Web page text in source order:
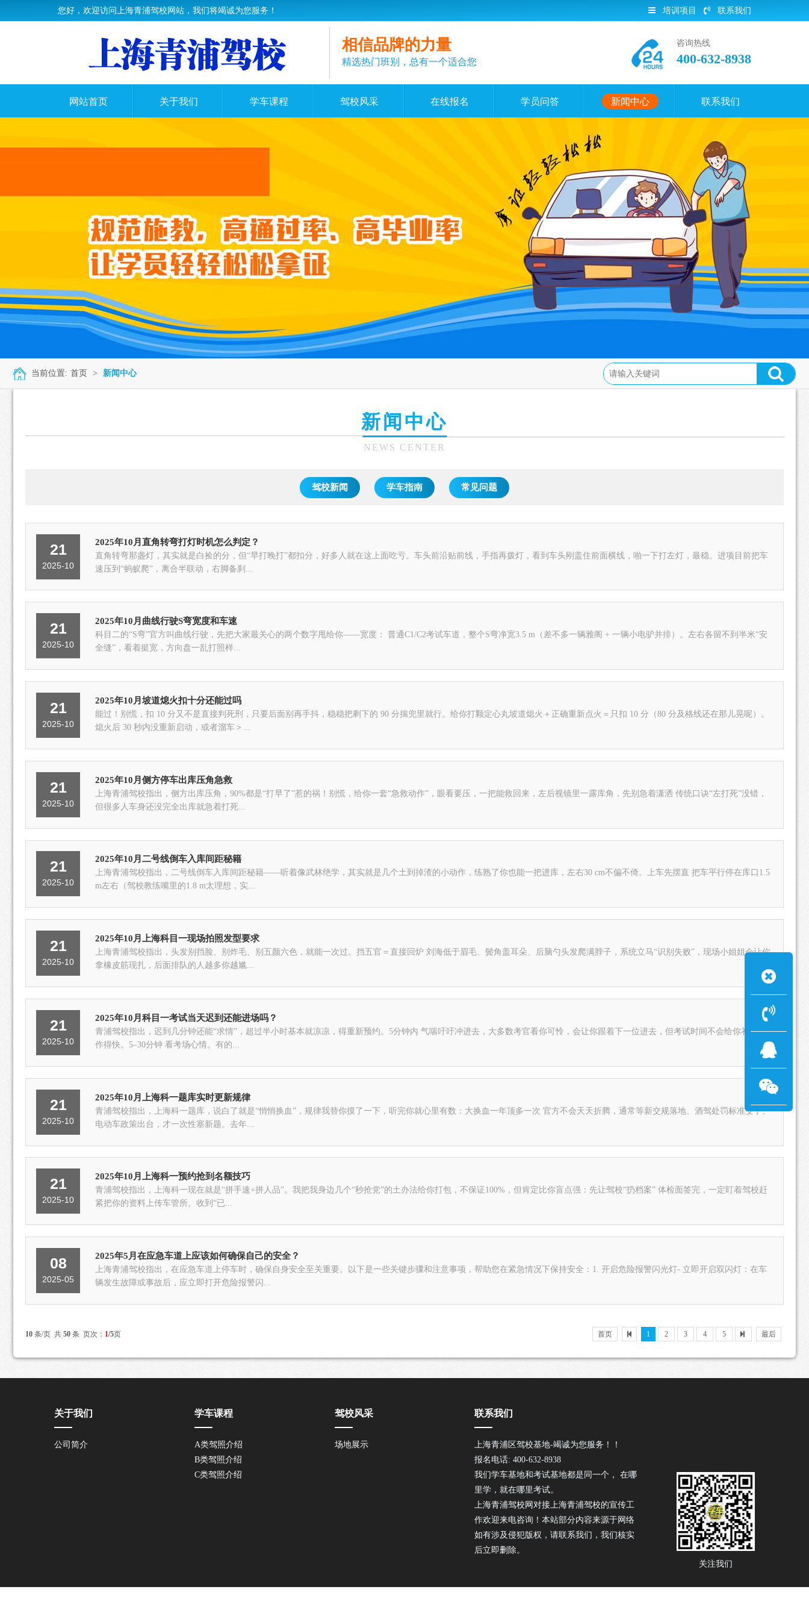
您好，欢迎访问上海青浦驾校网站，我们将竭诚为您服务！ 培训项目 联系我们
相信品牌的力量
精选热门班别，总有一个适合您
咨询热线
400-632-8938
网站首页 关于我们 学车课程 驾校风采 在线报名 学员问答 新闻中心 联系我们
当前位置: 首页 > 新闻中心
新闻中心
NEWS CENTER
驾校新闻 学车指南 常见问题
21
2025-10
2025年10月直角转弯打灯时机怎么判定？
直角转弯那盏灯，其实就是白捡的分，但“早打晚打”都扣分，好多人就在这上面吃亏。车头前沿贴前线，手指再拨灯，看到车头刚盖住前面横线，啪一下打左灯，最稳。进项目前把车
速压到“蚂蚁爬”，离合半联动，右脚备刹...
21
2025-10
2025年10月曲线行驶S弯宽度和车速
科目二的“S弯”官方叫曲线行驶，先把大家最关心的两个数字甩给你——宽度： 普通C1/C2考试车道，整个S弯净宽3.5 m（差不多一辆雅阁 + 一辆小电驴并排）。左右各留不到半米“安
全缝”，看着挺宽，方向盘一乱打照样...
21
2025-10
2025年10月坡道熄火扣十分还能过吗
能过！别慌，扣 10 分又不是直接判死刑，只要后面别再手抖，稳稳把剩下的 90 分揣兜里就行。给你打颗定心丸坡道熄火＋正确重新点火＝只扣 10 分（80 分及格线还在那儿晃呢）。
熄火后 30 秒内没重新启动，或者溜车＞...
21
2025-10
2025年10月侧方停车出库压角急救
上海青浦驾校指出，侧方出库压角，90%都是“打早了”惹的祸！别慌，给你一套“急救动作”，眼看要压，一把能救回来，左后视镜里一露库角，先别急着潇洒 传统口诀“左打死”没错，
但很多人车身还没完全出库就急着打死...
21
2025-10
2025年10月二号线倒车入库间距秘籍
上海青浦驾校指出，二号线倒车入库间距秘籍——听着像武林绝学，其实就是几个土到掉渣的小动作，练熟了你也能一把进库，左右30 cm不偏不倚。上车先摆直 把车平行停在库口1.5
m左右（驾校教练嘴里的1.8 m太理想，实...
21
2025-10
2025年10月上海科目一现场拍照发型要求
上海青浦驾校指出，头发别挡脸、别炸毛、别五颜六色，就能一次过。挡五官＝直接回炉 刘海低于眉毛、鬓角盖耳朵、后脑勺头发爬满脖子，系统立马“识别失败”，现场小姐姐会让你
拿橡皮筋现扎，后面排队的人越多你越尴...
21
2025-10
2025年10月科目一考试当天迟到还能进场吗？
青浦驾校指出，迟到几分钟还能“求情”，超过半小时基本就凉凉，得重新预约。5分钟内 气喘吁吁冲进去，大多数考官看你可怜，会让你跟着下一位进去，但考试时间不会给你补，动
作得快。5–30分钟 看考场心情。有的...
21
2025-10
2025年10月上海科一题库实时更新规律
青浦驾校指出，上海科一题库，说白了就是“悄悄换血”，规律我替你摸了一下，听完你就心里有数：大换血一年顶多一次 官方不会天天折腾，通常等新交规落地、酒驾处罚标准变了、
电动车政策出台，才一次性塞新题。去年...
21
2025-10
2025年10月上海科一预约抢到名额技巧
青浦驾校指出，上海科一现在就是“拼手速+拼人品”。我把我身边几个“秒抢党”的土办法给你打包，不保证100%，但肯定比你盲点强：先让驾校“扔档案” 体检面签完，一定盯着驾校赶
紧把你的资料上传车管所。收到“已...
08
2025-05
2025年5月在应急车道上应该如何确保自己的安全？
上海青浦驾校指出，在应急车道上停车时，确保自身安全至关重要。以下是一些关键步骤和注意事项，帮助您在紧急情况下保持安全：1. 开启危险报警闪光灯- 立即开启双闪灯：在车
辆发生故障或事故后，应立即打开危险报警闪...
10条/页 共 50条 页次： 1/5页 首页 1 2 3 4 5 最后
关于我们
公司简介
学车课程
A类驾照介绍
B类驾照介绍
C类驾照介绍
驾校风采
场地展示
关注我们
联系我们
上海青浦区驾校基地-竭诚为您服务！！
报名电话: 400-632-8938
我们学车基地和考试基地都是同一个， 在哪
里学，就在哪里考试。
上海青浦驾校网对接上海青浦驾校的宣传工
作欢迎来电咨询！本站部分内容来源于网络
如有涉及侵犯版权，请联系我们，我们核实
后立即删除。